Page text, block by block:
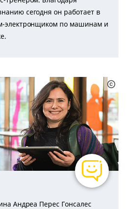
сегодня он работает в
электронщиком по машинам и
Андреа Перес Гонсалес